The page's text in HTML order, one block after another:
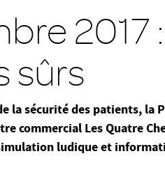
2017
sûrs
la sécurité des patients,
commercial Les Quatre
ludique et